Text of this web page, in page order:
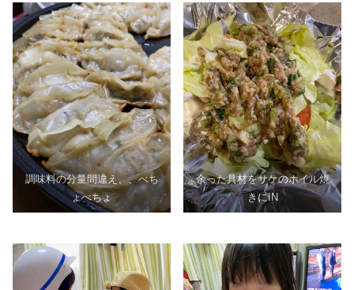
調味料の分量間違え、、べち
ょべちょ
余った具材をサケのホイル焼
きにIN